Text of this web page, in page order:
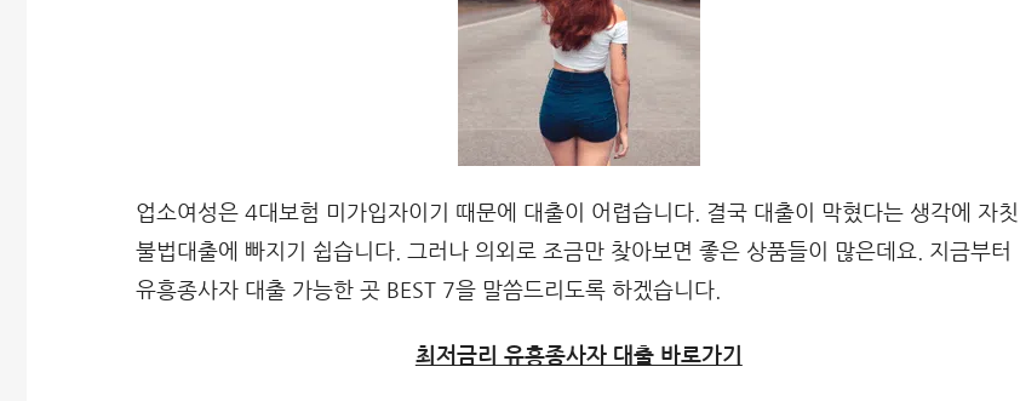
업소여성은 4대보험 미가입자이기 때문에 대출이 어렵습니다. 결국 대출이 막혔다는 생각에 자칫
불법대출에 빠지기 쉽습니다. 그러나 의외로 조금만 찾아보면 좋은 상품들이 많은데요. 지금부터
유흥종사자 대출 가능한 곳 BEST 7을 말씀드리도록 하겠습니다.
최저금리 유흥종사자 대출 바로가기